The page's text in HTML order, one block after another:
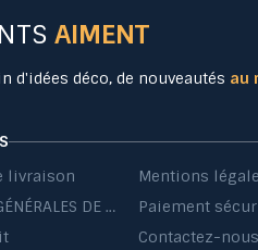
AIMENT
d'idées déco, de nouveautés au
livraison
Mentions
CONDITIONS GÉNÉRALES DE VENTE ET DE PRESTATIONS DE SERVICES
Paiement
Contactez-nous